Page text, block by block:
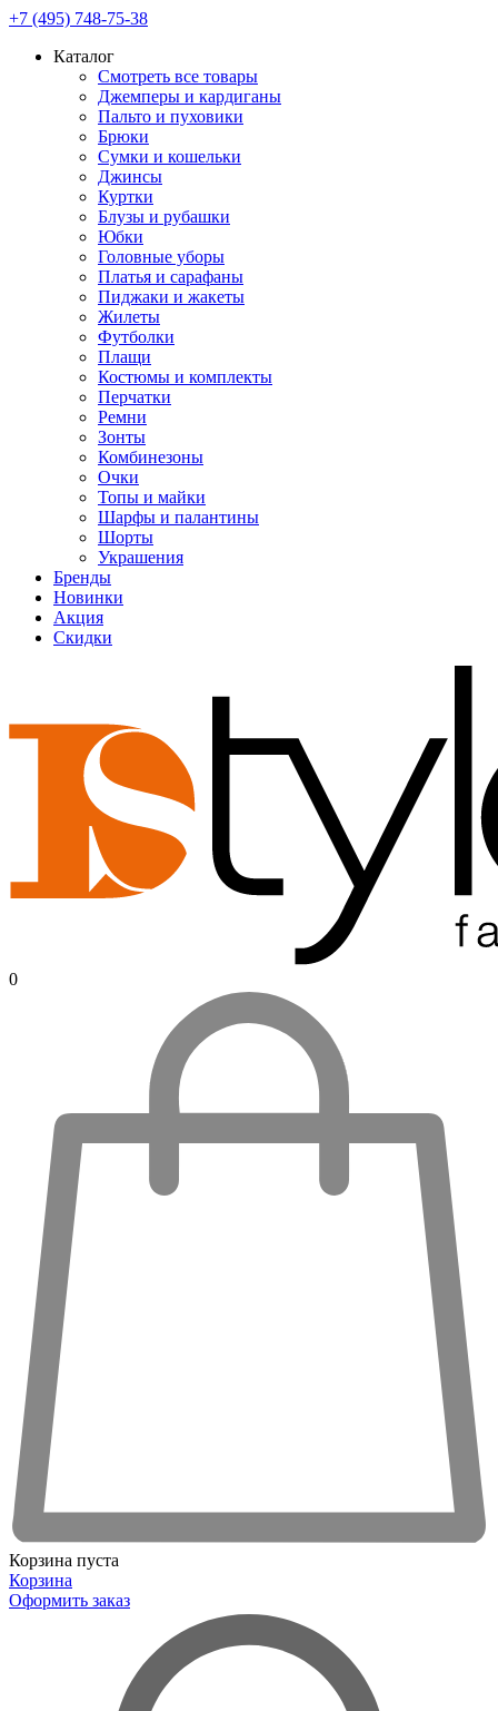
+7 (495) 748-75-38
Каталог
Смотреть все товары
Джемперы и кардиганы
Пальто и пуховики
Брюки
Сумки и кошельки
Джинсы
Куртки
Блузы и рубашки
Юбки
Головные уборы
Платья и сарафаны
Пиджаки и жакеты
Жилеты
Футболки
Плащи
Костюмы и комплекты
Перчатки
Ремни
Зонты
Комбинезоны
Очки
Топы и майки
Шарфы и палантины
Шорты
Украшения
Бренды
Новинки
Акция
Скидки
0
Корзина пуста
Корзина
Оформить заказ